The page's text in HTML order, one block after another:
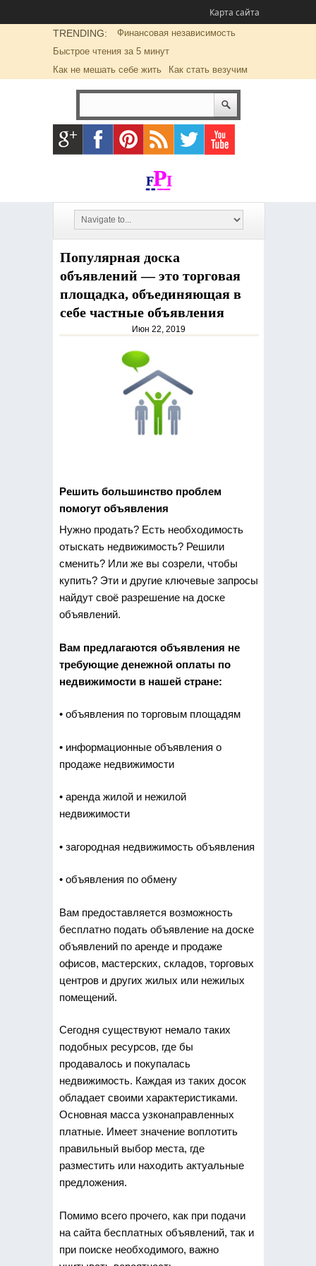
Карта сайта
TRENDING:
Финансовая независимость
Быстрое чтения за 5 минут
Как не мешать себе жить
Как стать везучим
Популярная доска
объявлений — это торговая
площадка, объединяющая в
себе частные объявления
Июн 22, 2019
Решить большинство проблем
помогут объявления
Нужно продать? Есть необходимость
отыскать недвижимость? Решили
сменить? Или же вы созрели, чтобы
купить? Эти и другие ключевые запросы
найдут своё разрешение на доске
объявлений.
Вам предлагаются объявления не
требующие денежной оплаты по
недвижимости в нашей стране:
• объявления по торговым площадям
• информационные объявления о
продаже недвижимости
• аренда жилой и нежилой
недвижимости
• загородная недвижимость объявления
• объявления по обмену
Вам предоставляется возможность
бесплатно подать объявление на доске
объявлений по аренде и продаже
офисов, мастерских, складов, торговых
центров и других жилых или нежилых
помещений.
Сегодня существуют немало таких
подобных ресурсов, где бы
продавалось и покупалась
недвижимость. Каждая из таких досок
обладает своими характеристиками.
Основная масса узконаправленных
платные. Имеет значение воплотить
правильный выбор места, где
разместить или находить актуальные
предложения.
Помимо всего прочего, как при подачи
на сайта бесплатных объявлений, так и
при поиске необходимого, важно